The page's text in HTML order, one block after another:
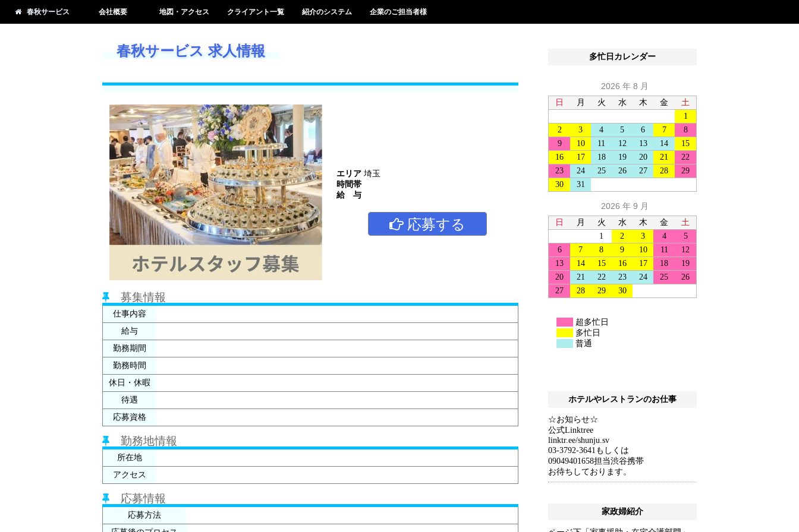
春秋サービス 会社概要 地図・アクセス クライアント一覧 紹介のシステム 企業のご担当者様
春秋サービス 求人情報
エリア 埼玉
時間帯
給 与
応募する
募集情報
仕事内容
給与
勤務期間
勤務時間
休日・休暇
待遇
応募資格
勤務地情報
所在地
アクセス
応募情報
応募方法
多忙日カレンダー
ホテルやレストランのお仕事
☆お知らせ☆
公式Linktree
linktr.ee/shunju.sv
03-3792-3641もしくは
09049401658担当渋谷携帯
お待ちしております。
家政婦紹介